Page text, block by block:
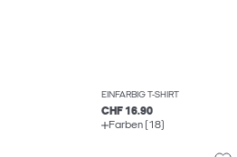
EINFARBIG T-SHIRT
CHF 16.90
Farben (18)